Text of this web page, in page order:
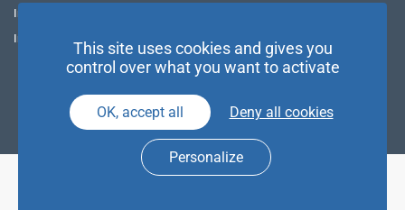
Installer Ability Browser sur Windows
Installer Ability Browser sur Mac
This site uses cookies and gives you
control over what you want to activate
OK, accept all Deny all cookies
Personalize